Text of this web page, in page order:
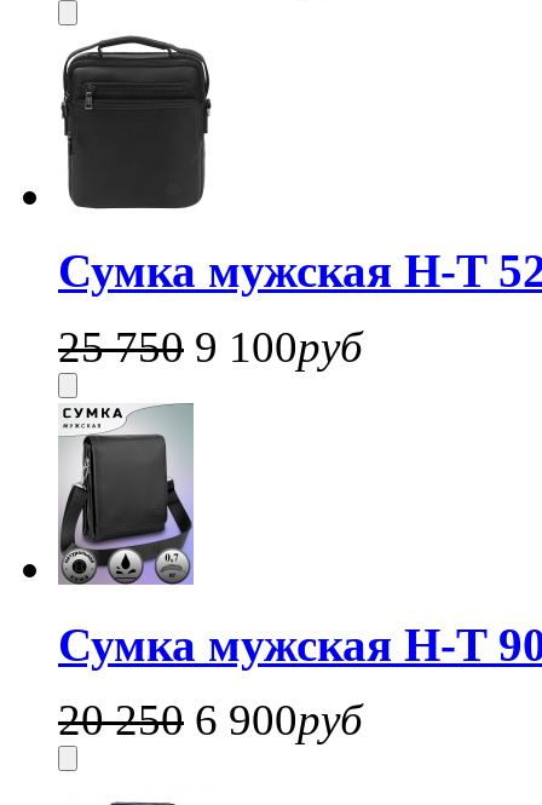
Сумка мужская H-T
25 750 9 100руб
Сумка мужская H-T
20 250 6 900руб